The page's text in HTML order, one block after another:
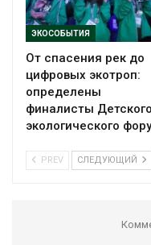
ЭКОСОБЫТИЯ
От спасения рек до
цифровых экотроп:
определены
финалисты Детского
экологического
PREV СЛЕДУЮЩИЙ